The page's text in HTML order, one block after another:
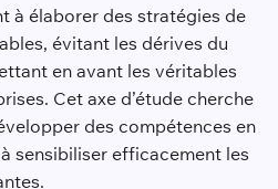
à élaborer des stratégies de
évitant les dérives du
en avant les véritables
Cet axe d’étude cherche
des compétences en
sensibiliser efficacement les